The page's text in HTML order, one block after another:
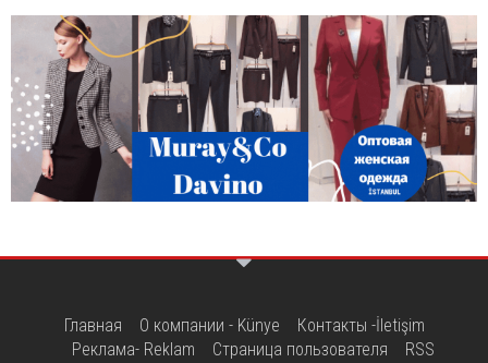
Главная О компании - Künye
Контакты -İletişim
Реклама- Reklam
Страница пользователя RSS